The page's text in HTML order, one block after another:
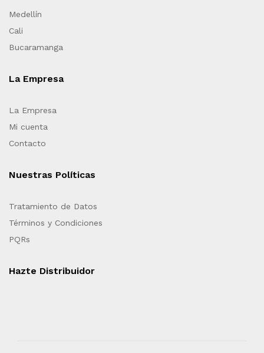
Medellín
Cali
Bucaramanga
La Empresa
La Empresa
Mi cuenta
Contacto
Nuestras Políticas
Tratamiento de Datos
Términos y Condiciones
PQRs
Hazte Distribuidor